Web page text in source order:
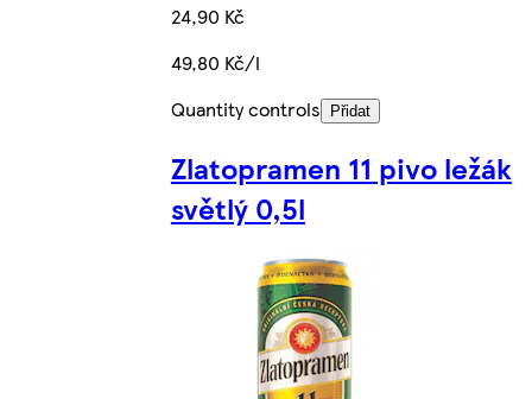
24,90 Kč
49,80 Kč/l
Quantity controls
Přidat
Zlatopramen 11 pivo ležák
světlý 0,5l